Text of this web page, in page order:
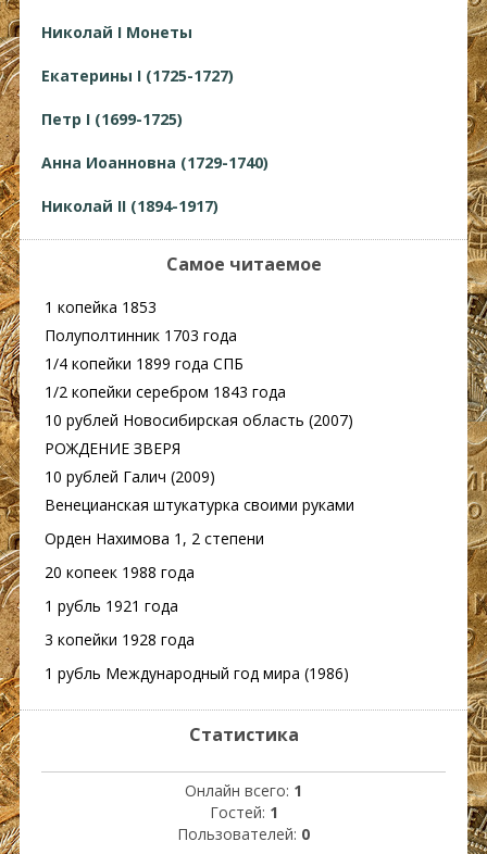
Николай I Монеты
Екатерины I (1725-1727)
Петр I (1699-1725)
Анна Иоанновна (1729-1740)
Николай II (1894-1917)
Самое читаемое
1 копейка 1853
Полуполтинник 1703 года
1/4 копейки 1899 года СПБ
1/2 копейки серебром 1843 года
10 рублей Новосибирская область (2007)
РОЖДЕНИЕ ЗВЕРЯ
10 рублей Галич (2009)
Венецианская штукатурка своими руками
Орден Нахимова 1, 2 степени
20 копеек 1988 года
1 рубль 1921 года
3 копейки 1928 года
1 рубль Международный год мира (1986)
Статистика
Онлайн всего: 1
Гостей: 1
Пользователей: 0